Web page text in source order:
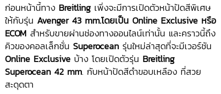
ก่อนหน้านี้ทาง Breitling เพิ่งจะมีการเปิดตัวหน้าปัดสีพิเศษ
ให้กับรุ่น Avenger 43 mm.โดยเป็น Online Exclusive หรือ
ECOM สำหรับขายผ่านช่องทางออนไลน์เท่านั้น และคราวนี้ถึง
คิวของคอลเล็กชั่น Superocean รุ่นใหม่ล่าสุดที่จะมีเวอร์ชัน
Online Exclusive บ้าง โดยเปิดตัวรุ่น Breitling
Superocean 42 mm. กับหน้าปัดสีดำขอบเหลือง ที่สวย
สะดุดตา